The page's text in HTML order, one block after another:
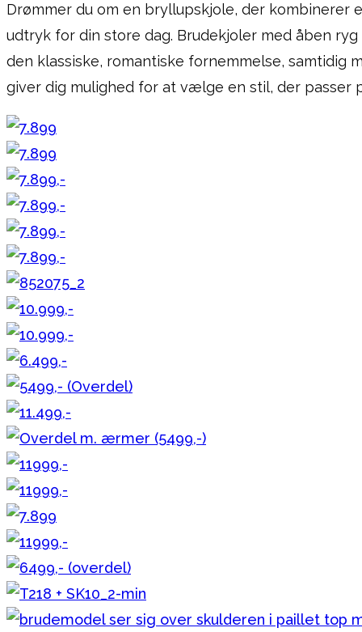
Drømmer du om en bryllupskjole, der
udtryk for din store dag. Brudekjoler med åben
den klassiske, romantiske fornemmelse, samtidig
giver dig mulighed for at vælge en stil, der